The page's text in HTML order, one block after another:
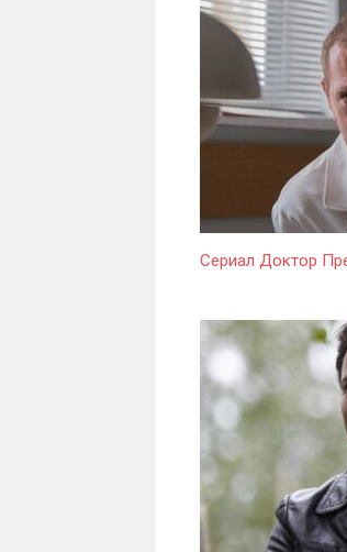
Сериал Доктор